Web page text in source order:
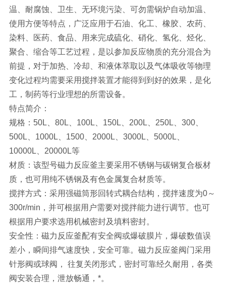
温、耐腐蚀、卫生、无环境污染、可勿需锅炉自动加温、
使用方便等特点，广泛应用于石油、化工、橡胶、农药、
染料、医药、食品、用来完成硫化、硝化、氢化、烃化、
聚合、缩合等工艺过程，是以参加反应物质的充分混合为
前提，对于加热、冷却、和液体萃取以及气体吸收等物理
变化过程均需要采用搅拌装置才能得到到好的效果，是化
工，制药等行业理想的所需设备。
特点简介：
规格：50L、80L、100L、150L、200L、250L、300、
500L、1000L、1500、2000L、3000L、5000L、
10000L、20000L等
材质：该型号磁力反应釜主要采用不锈钢与碳钢复合板材
质，也可用纯不锈钢及有色金属复合材质等。
搅拌方式：采用强磁筒形回转式耦合结构，搅拌速度为0～
300r/min，并可根据用户需要对搅拌能力进行调节。也可
根据用户要求选用机械密封及填料密封。
安全性：磁力反应釜配有安全阀或爆破膜片，爆破数值误
差小，瞬间排气速度快，安全可靠。磁力反应釜阀门采用
针形阀或球阀， 往复关闭形式，密封可靠经久耐用，各类
阀安装合理，泄放畅通，*。